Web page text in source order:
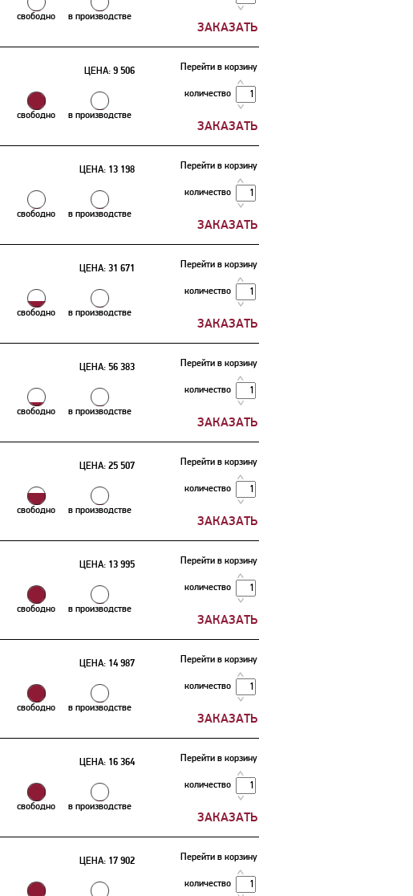
свободно в производстве
ЦЕНА: 9 506
свободно в производстве
Перейти в корзину
количество
ЦЕНА: 13 198
свободно в производстве
Перейти в корзину
количество
ЦЕНА: 31 671
свободно в производстве
Перейти в корзину
количество
ЦЕНА: 56 383
свободно в производстве
Перейти в корзину
количество
ЦЕНА: 25 507
свободно в производстве
Перейти в корзину
количество
ЦЕНА: 13 995
свободно в производстве
Перейти в корзину
количество
ЦЕНА: 14 987
свободно в производстве
Перейти в корзину
количество
ЦЕНА: 16 364
свободно в производстве
Перейти в корзину
количество
ЦЕНА: 17 902 Перейти в корзину
количество